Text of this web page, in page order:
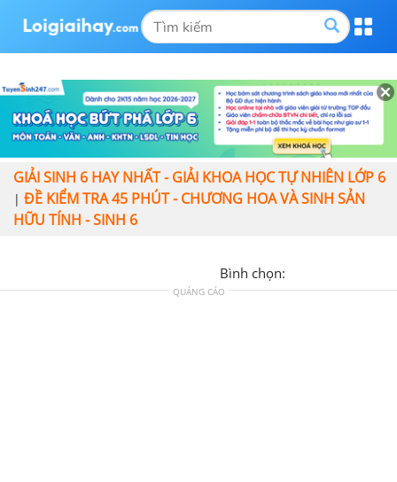
GIẢI SINH 6 HAY NHẤT - GIẢI KHOA HỌC TỰ NHIÊN LỚP 6
| ĐỀ KIỂM TRA 45 PHÚT - CHƯƠNG HOA VÀ SINH SẢN
HỮU TÍNH - SINH 6
Bình chọn:
QUẢNG CÁO